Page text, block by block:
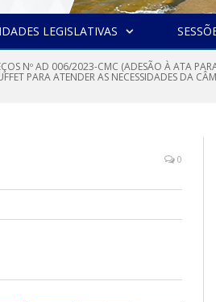
LEGISLATIVAS
Nº AD 006/2023-CMC (ADESÃO À ATA
PARA ATENDER AS NECESSIDADES DA
0